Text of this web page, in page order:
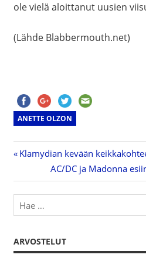
ole vielä aloittanut uusien
(Lähde Blabbermouth.net)
ANETTE OLZON
Artikkelien
selaus
Previous
Klamydian kevään
Next
Post:
AC/DC ja Madonna
ARVOSTELUT